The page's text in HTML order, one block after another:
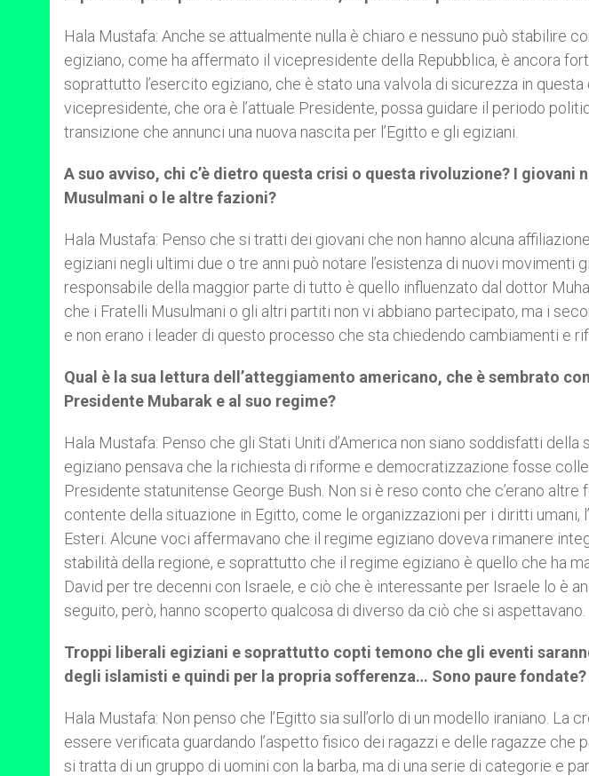
Hala Mustafa: Anche se attualmente nulla è chiaro e nessuno può stabilire
egiziano, come ha affermato il vicepresidente della Repubblica, è ancora
soprattutto l’esercito egiziano, che è stato una valvola di sicurezza in questa
vicepresidente, che ora è l’attuale Presidente, possa guidare il periodo
transizione che annunci una nuova nascita per l’Egitto e gli egiziani.
A suo avviso, chi c’è dietro questa crisi o questa rivoluzione? I
Musulmani o le altre fazioni?
Hala Mustafa: Penso che si tratti dei giovani che non hanno alcuna
egiziani negli ultimi due o tre anni può notare l’esistenza di nuovi movimenti
responsabile della maggior parte di tutto è quello influenzato dal dottor
che i Fratelli Musulmani o gli altri partiti non vi abbiano partecipato, ma i
e non erano i leader di questo processo che sta chiedendo cambiamenti e
Qual è la sua lettura dell’atteggiamento americano, che è sembrato
Presidente Mubarak e al suo regime?
Hala Mustafa: Penso che gli Stati Uniti d’America non siano soddisfatti
egiziano pensava che la richiesta di riforme e democratizzazione fosse
Presidente statunitense George Bush. Non si è reso conto che c’erano altre
contente della situazione in Egitto, come le organizzazioni per i diritti umani,
Esteri. Alcune voci affermavano che il regime egiziano doveva rimanere
stabilità della regione, e soprattutto che il regime egiziano è quello che ha
David per tre decenni con Israele, e ciò che è interessante per Israele lo è
seguito, però, hanno scoperto qualcosa di diverso da ciò che si aspettavano.
Troppi liberali egiziani e soprattutto copti temono che gli eventi
degli islamisti e quindi per la propria sofferenza… Sono paure fondate?
Hala Mustafa: Non penso che l’Egitto sia sull’orlo di un modello iraniano. La
essere verificata guardando l’aspetto fisico dei ragazzi e delle ragazze che
si tratta di un gruppo di uomini con la barba, ma di una serie di categorie e